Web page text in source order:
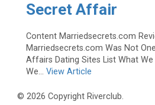
Secret Affair
Content Marriedsecrets.com
Marriedsecrets.com Was Not
Affairs Dating Sites List What We
We... View Article
© 2026 Copyright Riverclub.